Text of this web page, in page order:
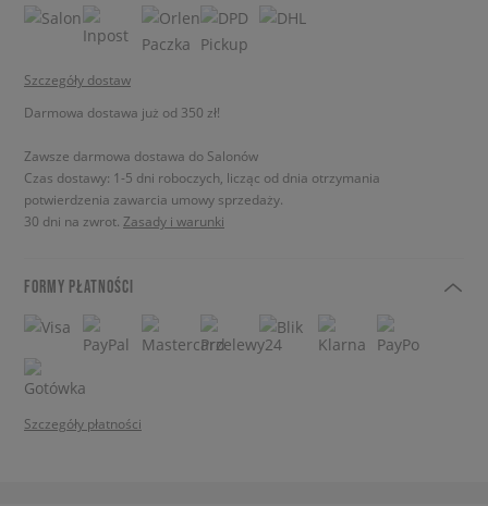
Szczegóły dostaw
Darmowa dostawa już od 350 zł!
Zawsze darmowa dostawa do Salonów
Czas dostawy: 1-5 dni roboczych, licząc od dnia otrzymania
potwierdzenia zawarcia umowy sprzedaży.
30 dni na zwrot. Zasady i warunki
FORMY PŁATNOŚCI
Szczegóły płatności